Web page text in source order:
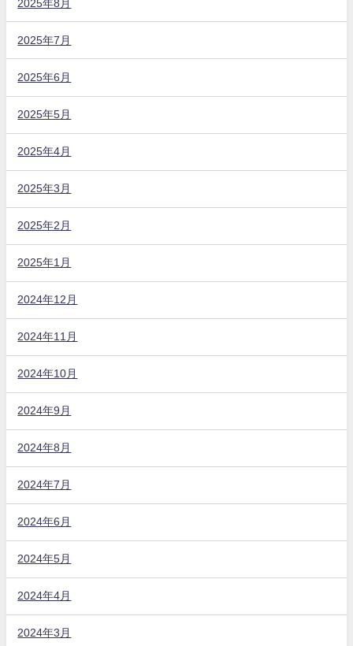
2025年8月
2025年7月
2025年6月
2025年5月
2025年4月
2025年3月
2025年2月
2025年1月
2024年12月
2024年11月
2024年10月
2024年9月
2024年8月
2024年7月
2024年6月
2024年5月
2024年4月
2024年3月